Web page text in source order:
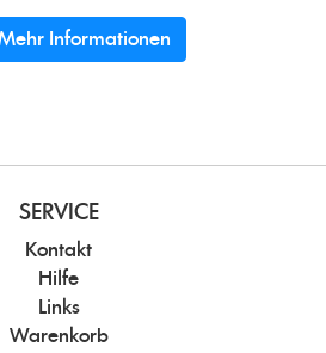
Informationen
SERVICE
Kontakt
Hilfe
Links
Warenkorb